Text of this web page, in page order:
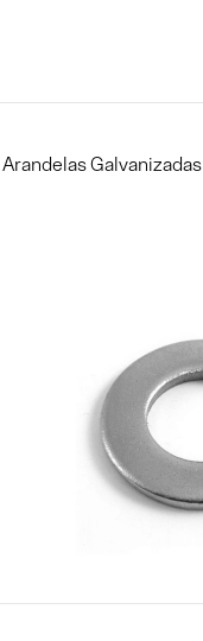
Arandelas Galvanizadas